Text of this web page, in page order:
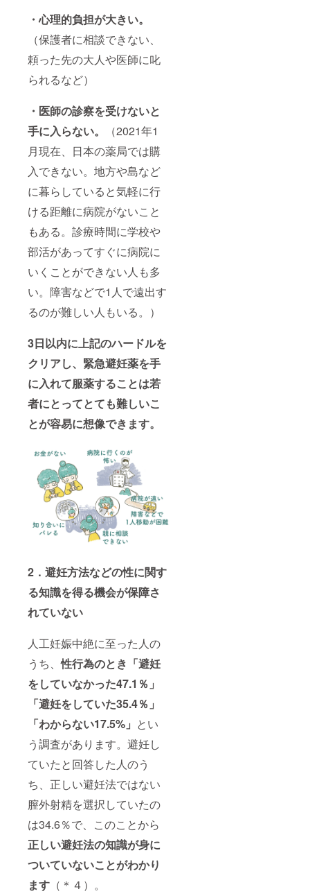
・心理的負担が大きい。
（保護者に相談できない、
頼った先の大人や医師に叱
られるなど）
・医師の診察を受けないと
手に入らない。
（2021年1
月現在、日本の薬局では購
入できない。地方や島など
に暮らしていると気軽に行
ける距離に病院がないこと
もある。診療時間に学校や
部活があってすぐに病院に
いくことができない人も多
い。障害などで1人で遠出す
るのが難しい人もいる。）
3日以内に上記のハードルを
クリアし、緊急避妊薬を手
に入れて服薬することは若
者にとってとても難しいこ
とが容易に想像できます。
2．避妊方法などの性に関す
る知識を得る機会が保障さ
れていない
人工妊娠中絶に至った人の
うち、性行為のとき「避妊
をしていなかった47.1％」
「避妊をしていた35.4％」
「わからない17.5%」 とい
う調査があります。避妊し
ていたと回答した人のう
ち、正しい避妊法ではない
膣外射精を選択していたの
は34.6％で、このことから
正しい避妊法の知識が身に
ついていないことがわかり
ます （＊４）。